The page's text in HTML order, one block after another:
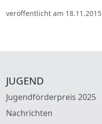
veröffentlicht am 18.11.2015
JUGEND
Jugendförderpreis 2025
Nachrichten